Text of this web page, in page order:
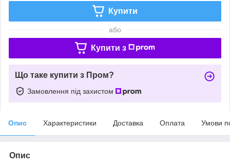
Купити
або
Купити з
Що таке купити з Пром?
Замовлення під захистом
Опис Характеристики Доставка Оплата Умови
Опис